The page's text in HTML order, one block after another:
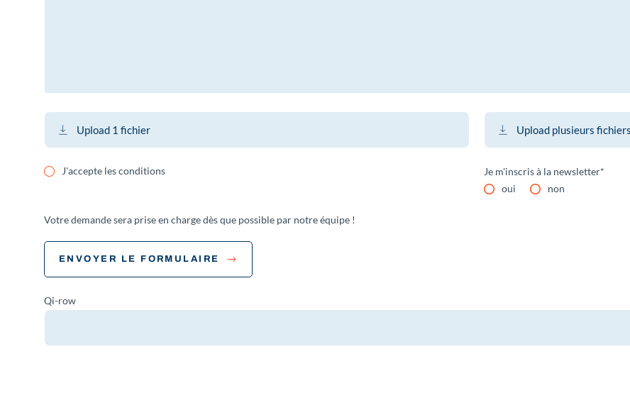
Upload 1 fichier Upload plusieurs fichiers
J'accepte les conditions
Je m'inscris à la newsletter
oui
non
Votre demande sera prise en charge dès que possible par notre équipe !
ENVOYER LE FORMULAIRE
Qi-row